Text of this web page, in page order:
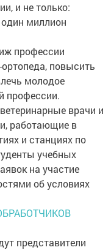
и не только:
миллион
профессии
ортопеда, повысить
молодое
профессии.
врачи и
работающие в
и станциях по
учебных
на участие
об условиях
представители